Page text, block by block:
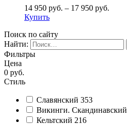
14 950 руб. – 17 950 руб.
Купить
Поиск по сайту
Найти:
Фильтры
Цена
0 руб.
Стиль
Славянский 353
Викинги. Скандинавский
Кельтский 216